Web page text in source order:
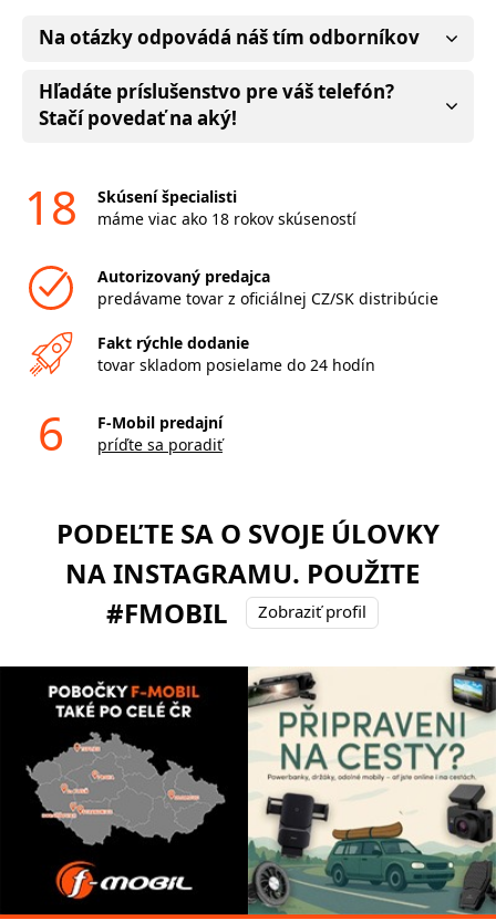
Na otázky odpovádá náš tím odborníkov
Hľadáte príslušenstvo pre váš telefón?
Stačí povedať na aký!
18
Skúsení špecialisti
máme viac ako 18 rokov skúseností
Autorizovaný predajca
predávame tovar z oficiálnej CZ/SK distribúcie
Fakt rýchle dodanie
tovar skladom posielame do 24 hodín
6
F-Mobil predajní
príďte sa poradiť
PODEĽTE SA O SVOJE ÚLOVKY
NA INSTAGRAMU. POUŽITE
#FMOBIL
Zobraziť profil